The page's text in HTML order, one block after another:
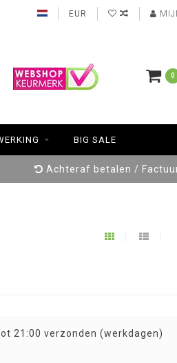
EUR
0
BIG SALE
Achteraf betalen /
21:00 verzonden (werkdagen)